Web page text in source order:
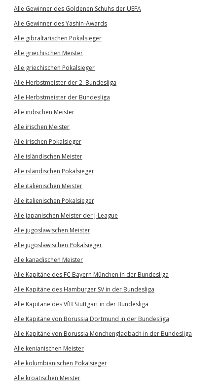
Alle Gewinner des Goldenen Schuhs der UEFA
Alle Gewinner des Yashin-Awards
Alle gibraltarischen Pokalsieger
Alle griechischen Meister
Alle griechischen Pokalsieger
Alle Herbstmeister der 2. Bundesliga
Alle Herbstmeister der Bundesliga
Alle indischen Meister
Alle irischen Meister
Alle irischen Pokalsieger
Alle isländischen Meister
Alle isländischen Pokalsieger
Alle italienischen Meister
Alle italienischen Pokalsieger
Alle japanischen Meister der J-League
Alle jugoslawischen Meister
Alle jugoslawischen Pokalsieger
Alle kanadischen Meister
Alle Kapitäne des FC Bayern München in der Bundesliga
Alle Kapitäne des Hamburger SV in der Bundesliga
Alle Kapitäne des VfB Stuttgart in der Bundesliga
Alle Kapitäne von Borussia Dortmund in der Bundesliga
Alle Kapitäne von Borussia Mönchengladbach in der Bundesliga
Alle kenianischen Meister
Alle kolumbianischen Pokalsieger
Alle kroatischen Meister